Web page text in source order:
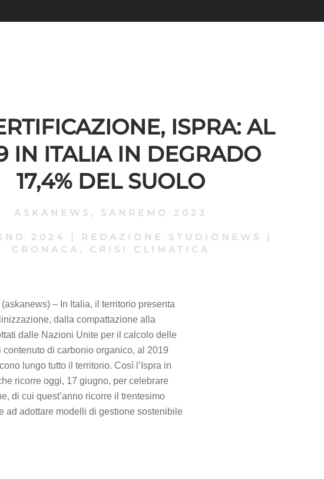
ISPRA: AL
IN ITALIA IN DEGRADO
17,4% DEL SUOLO
ASKANEWS , SANREMO 2023
2024 | REDAZIONE STUDIONEWS
|
CRONACA, CRISI CLIMATICA
– In Italia, il territorio presenta
dalla compattazione alla
dalle Nazioni Unite per il calcolo delle
di carbonio organico, al 2019
lungo tutto il territorio. Così l’Ispra in
ricorre oggi, 17 giugno, per celebrare
di cui quest’anno ricorre il trentesimo
ad adottare modelli di gestione sostenibile